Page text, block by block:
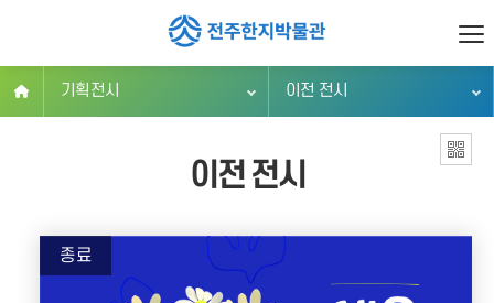
기획전시 이전 전시
이전 전시
종료